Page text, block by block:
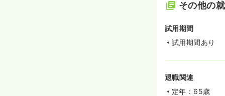
その他の
試用期間
試用期間あり
退職関連
定年：65歳